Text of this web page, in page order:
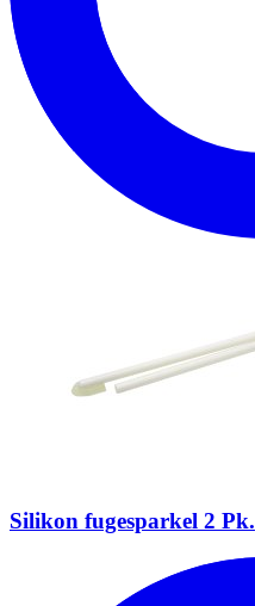
Silikon fugesparkel 2 Pk.